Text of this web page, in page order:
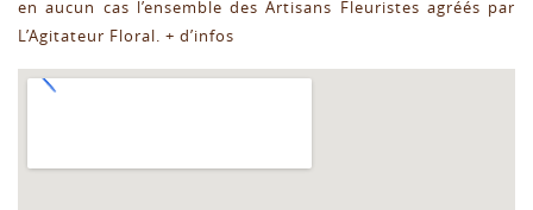
en aucun cas l’ensemble des Artisans Fleuristes agréés par
L’Agitateur Floral. + d’infos